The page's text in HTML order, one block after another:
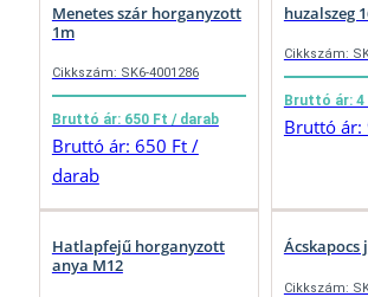
Menetes szár horganyzott
1m
Cikkszám: SK6-4001286
Bruttó ár: 650 Ft / darab
Bruttó ár: 650 Ft /
darab
huzalszeg
Cikkszám:
Bruttó ár: 4
Bruttó ár:
Hatlapfejű horganyzott
anya M12
Ácskapocs
Cikkszám: